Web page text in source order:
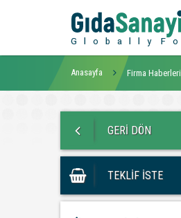
Anasayfa Firma Haberleri
GERİ DÖN
TEKLİF İSTE